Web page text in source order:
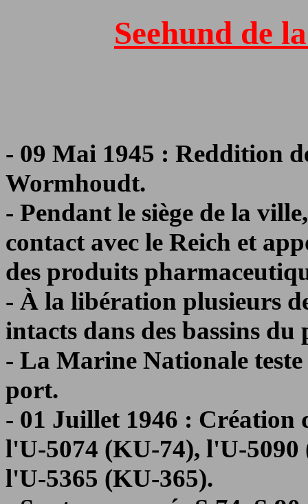
Seehund de
- 09 Mai 1945 : Reddition
Wormhoudt.
- Pendant le siège de la
contact avec le Reich et
des produits
- À la libération plusieurs
intacts dans des bassins du
- La Marine Nationale teste
port.
- 01 Juillet 1946 : Création
l'U-5074 (KU-74), l'U-
l'U-5365 (KU-365).